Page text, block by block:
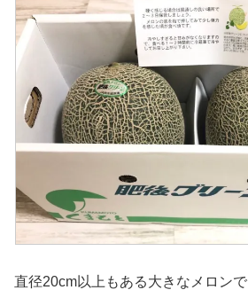
直径20cm以上もある大きなメロンで